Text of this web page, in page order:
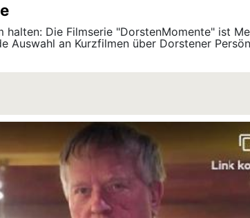
Die Filmserie "DorstenMomente" ist
Auswahl an Kurzfilmen über Dorstener